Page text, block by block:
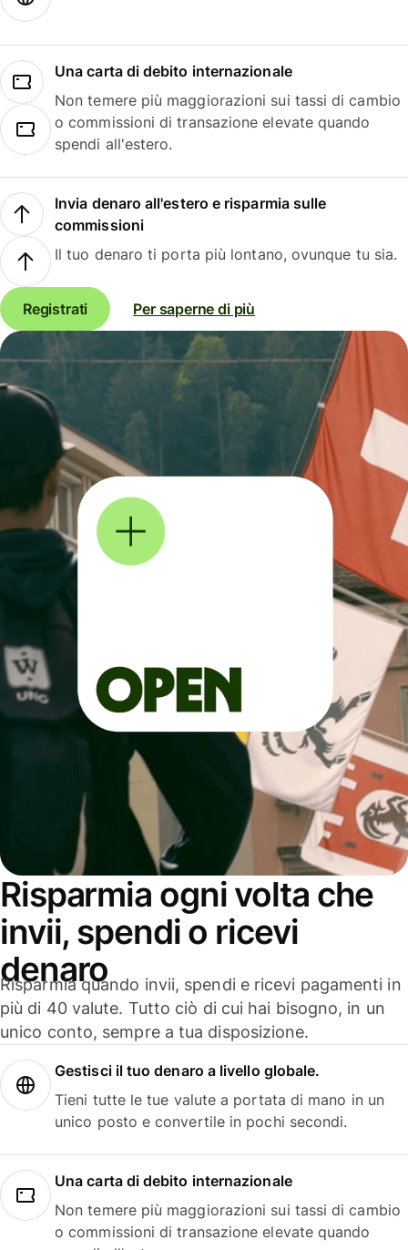
Una carta di debito internazionale
Non temere più maggiorazioni sui tassi di cambio
o commissioni di transazione elevate quando
spendi all'estero.
Invia denaro all'estero e risparmia sulle
commissioni
Il tuo denaro ti porta più lontano, ovunque tu sia.
Registrati Per saperne di più
Risparmia ogni volta che
invii, spendi o ricevi
denaro
Risparmia quando invii, spendi e ricevi pagamenti in
più di 40 valute. Tutto ciò di cui hai bisogno, in un
unico conto, sempre a tua disposizione.
Gestisci il tuo denaro a livello globale.
Tieni tutte le tue valute a portata di mano in un
unico posto e convertile in pochi secondi.
Una carta di debito internazionale
Non temere più maggiorazioni sui tassi di cambio
o commissioni di transazione elevate quando